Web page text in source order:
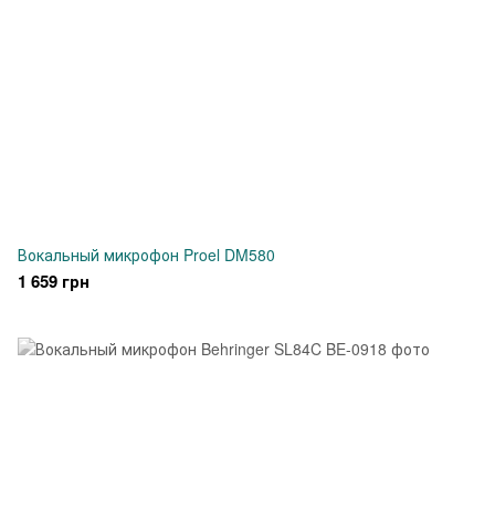
Вокальный микрофон Proel DM580
1 659 грн